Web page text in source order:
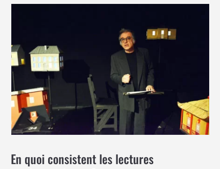
En quoi consistent les lectures